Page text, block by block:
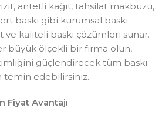
antetli kağıt, tahsilat makbuzu,
baskı gibi kurumsal baskı
kaliteli baskı çözümleri sunar.
büyük ölçekli bir firma olun,
güçlendirecek tüm baskı
temin edebilirsiniz.
Fiyat Avantajı